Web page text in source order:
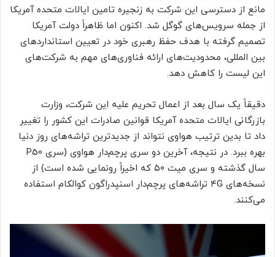
مانع از دسترسی این شرکت به زنجیره تامین ایالات متحده آمریکا
از جمله سرویس‌های گوگل شد. اکنون اما ظاهراً دولت آمریکا
تصمیم گرفته با هدف حفظ رهبری خود در تعیین استانداردهای
بین المللی، محدودیت‌های ارائه فناوری‌های مهم به شرکت‌های
این لیست را کاهش دهد.
دقیقاً یک سال بعد از اعمال تحریم علیه این شرکت، وزارت
بازرگانی ایالات متحده آمریکا قوانین صادرات این کشور را تغییر
داد تا بدین ترتیب هواوی نتواند از جدیدترین تراشه‌های روز دنیا
بهره ببرد. در نتیجه، آخرین دو سری پرچم‌دار هواوی (سری P50
سال گذشته و سری میت ۵۰ که اخیراً رونمایی شده است) از
نسخه‌های ۴G تراشه‌های پرچم‌دار اسنپدراگون کوالکام استفاده
می‌کنند.